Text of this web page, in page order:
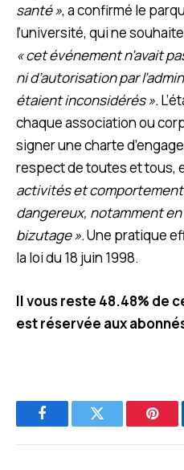
santé », a confirmé le
l’université, qui ne
« cet événement n’avait
ni d’autorisation par
étaient inconsidérés ».
chaque association ou
signer une charte
respect de toutes et tous,
activités et
dangereux, notamment
bizutage ».Une pratique
la loi du 18 juin 1998.
Il vous reste 48.48% de
est réservée aux
FacebookTwitter